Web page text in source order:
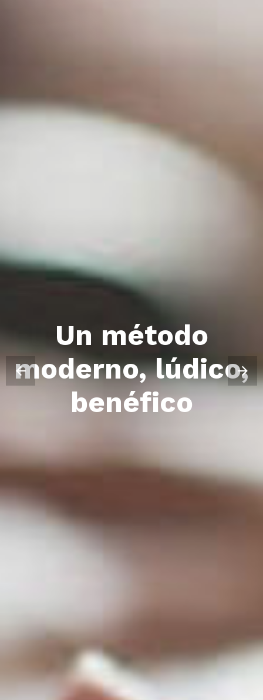
Un método
moderno, lúdico,
benéfico
El solfeo se hace
jugando con el
piano